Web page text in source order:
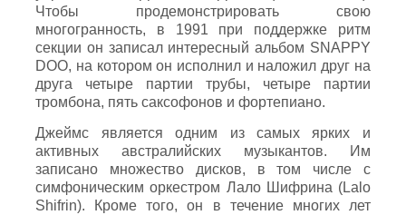
Чтобы продемонстрировать свою
многогранность, в 1991 при поддержке ритм
секции он записал интересный альбом SNAPPY
DOO, на котором он исполнил и наложил друг на
друга четыре партии трубы, четыре партии
тромбона, пять саксофонов и фортепиано.
Джеймс является одним из самых ярких и
активных австралийских музыкантов. Им
записано множество дисков, в том числе с
симфоническим оркестром Лало Шифрина (Lalo
Shifrin). Кроме того, он в течение многих лет